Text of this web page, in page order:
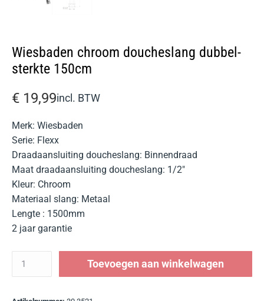
Wiesbaden chroom doucheslang dubbel-
sterkte 150cm
€ 19,99incl. BTW
Merk: Wiesbaden
Serie: Flexx
Draadaansluiting doucheslang: Binnendraad
Maat draadaansluiting doucheslang: 1/2″
Kleur: Chroom
Materiaal slang: Metaal
Lengte : 1500mm
2 jaar garantie
Toevoegen aan winkelwagen